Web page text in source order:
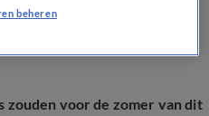
voor de zomer van dit
beheren